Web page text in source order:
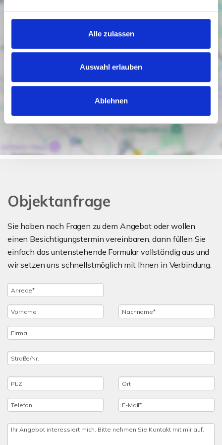
Alle zulassen
Auswahl erlauben
Ablehnen
Objektanfrage
Sie haben noch Fragen zu dem Angebot oder wollen
einen Besichtigungstermin vereinbaren, dann füllen Sie
einfach das untenstehende Formular vollständig aus und
wir setzen uns schnellstmöglich mit Ihnen in Verbindung.